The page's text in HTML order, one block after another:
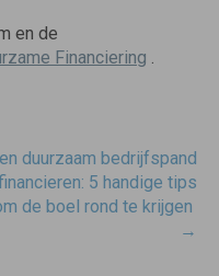
en de
Financiering .
duurzaam bedrijfspand
5 handige tips
de boel rond te krijgen
→